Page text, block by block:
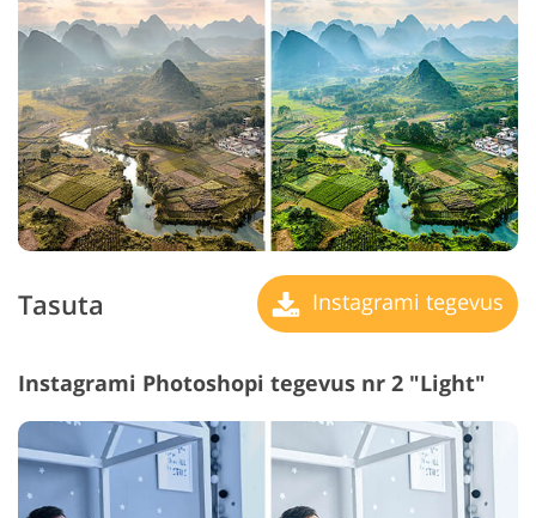
Tasuta Instagrami tegevus
Instagrami Photoshopi tegevus nr 2 "Light"